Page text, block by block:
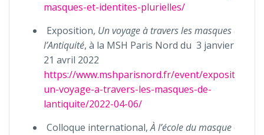
masques-et-identites-plurielles/
Exposition, Un voyage à travers les masques de
l’Antiquité, à la MSH Paris Nord du 3 janvier au
21 avril 2022
https://www.mshparisnord.fr/event/exposition-
un-voyage-a-travers-les-masques-de-
lantiquite/2022-04-06/
Colloque international,À l’école du masqueen